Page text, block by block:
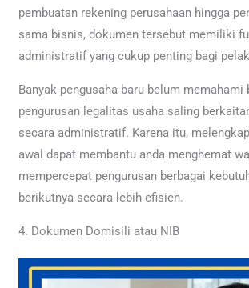
pembuatan rekening perusahaan hingga
sama bisnis, dokumen tersebut memiliki
administratif yang cukup penting bagi
Banyak pengusaha baru belum memahami
pengurusan legalitas usaha saling
secara administratif. Karena itu,
awal dapat membantu anda menghemat
mempercepat pengurusan berbagai
berikutnya secara lebih efisien.
4. Dokumen Domisili atau NIB